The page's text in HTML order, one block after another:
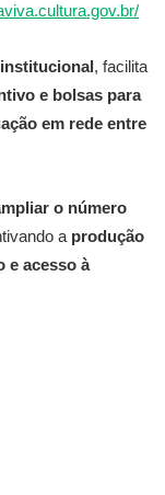
, facilita
e bolsas para
em rede entre
o número
a produção
e acesso à